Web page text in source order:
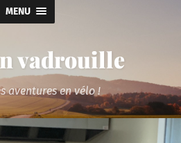
MENU
vadrouille
aventures en vélo !